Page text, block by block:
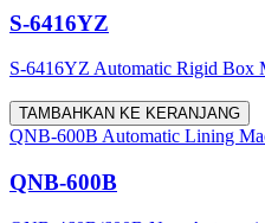
S-6416YZ
S-6416YZ Automatic Rigid Box
TAMBAHKAN KE KERANJANG
QNB-600B Automatic Lining
QNB-600B